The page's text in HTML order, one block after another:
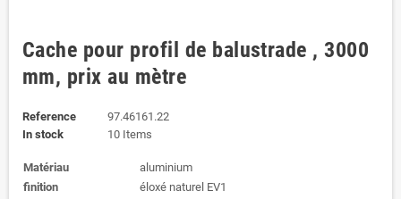
Cache pour profil de balustrade , 3000
mm, prix au mètre
Reference
97.46161.22
In stock
10 Items
Matériau
aluminium
finition
éloxé naturel EV1